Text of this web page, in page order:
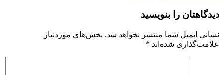
دیدگاهتان را بنویسید
نشانی ایمیل شما منتشر نخواهد شد. بخش‌های موردنیاز
علامت‌گذاری شده‌اند *